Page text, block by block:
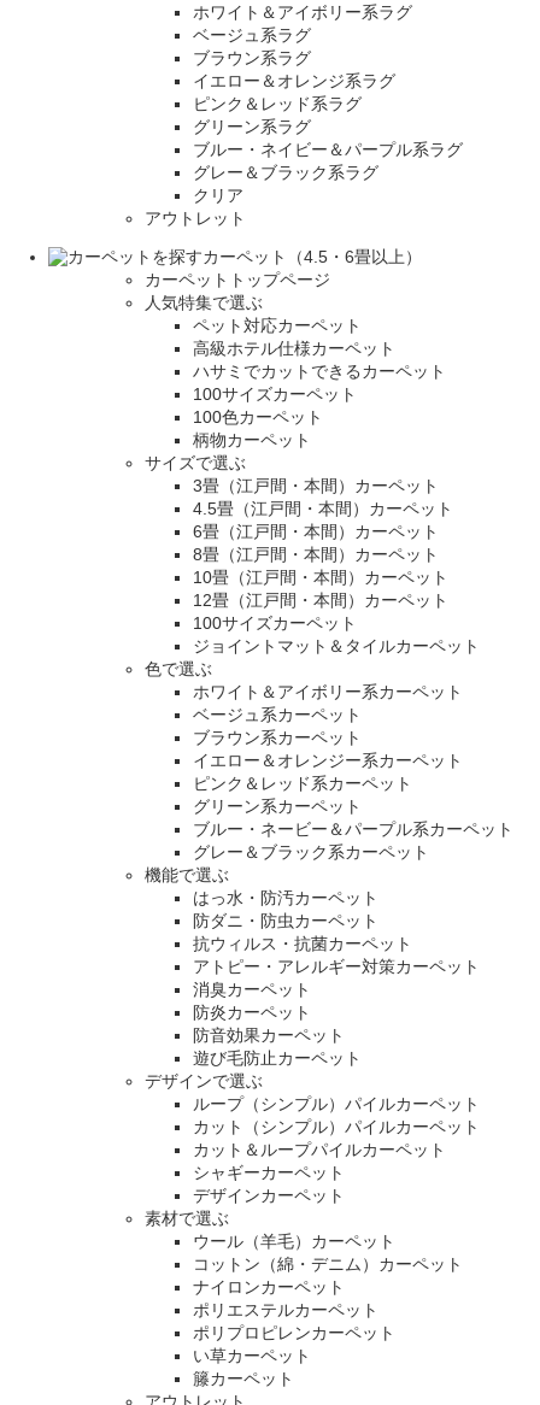
ホワイト＆アイボリー系ラグ
ベージュ系ラグ
ブラウン系ラグ
イエロー＆オレンジ系ラグ
ピンク＆レッド系ラグ
グリーン系ラグ
ブルー・ネイビー＆パープル系ラグ
グレー＆ブラック系ラグ
クリア
アウトレット
カーペット（4.5・6畳以上）
カーペットトップページ
人気特集で選ぶ
ペット対応カーペット
高級ホテル仕様カーペット
ハサミでカットできるカーペット
100サイズカーペット
100色カーペット
柄物カーペット
サイズで選ぶ
3畳（江戸間・本間）カーペット
4.5畳（江戸間・本間）カーペット
6畳（江戸間・本間）カーペット
8畳（江戸間・本間）カーペット
10畳（江戸間・本間）カーペット
12畳（江戸間・本間）カーペット
100サイズカーペット
ジョイントマット＆タイルカーペット
色で選ぶ
ホワイト＆アイボリー系カーペット
ベージュ系カーペット
ブラウン系カーペット
イエロー＆オレンジー系カーペット
ピンク＆レッド系カーペット
グリーン系カーペット
ブルー・ネービー＆パープル系カーペット
グレー＆ブラック系カーペット
機能で選ぶ
はっ水・防汚カーペット
防ダニ・防虫カーペット
抗ウィルス・抗菌カーペット
アトピー・アレルギー対策カーペット
消臭カーペット
防炎カーペット
防音効果カーペット
遊び毛防止カーペット
デザインで選ぶ
ループ（シンプル）パイルカーペット
カット（シンプル）パイルカーペット
カット＆ループパイルカーペット
シャギーカーペット
デザインカーペット
素材で選ぶ
ウール（羊毛）カーペット
コットン（綿・デニム）カーペット
ナイロンカーペット
ポリエステルカーペット
ポリプロピレンカーペット
い草カーペット
籐カーペット
アウトレット